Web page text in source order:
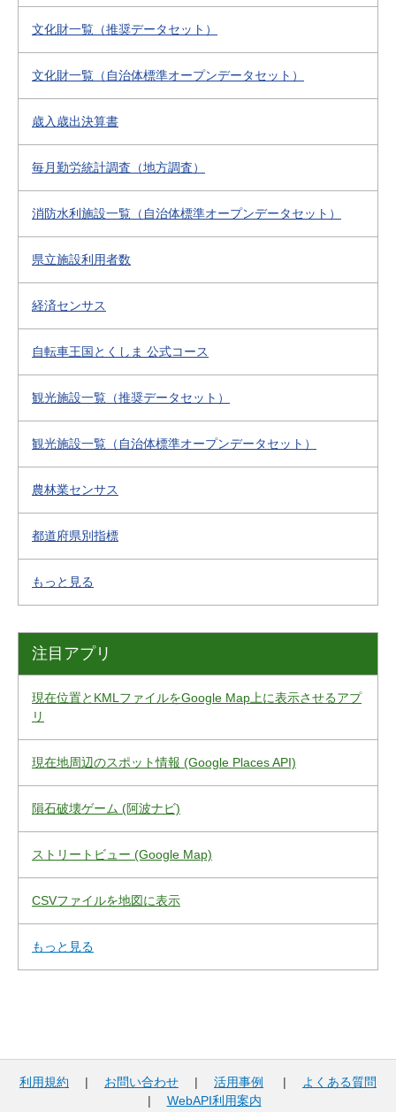
文化財一覧（推奨データセット）
文化財一覧（自治体標準オープンデータセット）
歳入歳出決算書
毎月勤労統計調査（地方調査）
消防水利施設一覧（自治体標準オープンデータセット）
県立施設利用者数
経済センサス
自転車王国とくしま 公式コース
観光施設一覧（推奨データセット）
観光施設一覧（自治体標準オープンデータセット）
農林業センサス
都道府県別指標
もっと見る
注目アプリ
現在位置とKMLファイルをGoogle Map上に表示させるアプ
リ
現在地周辺のスポット情報 (Google Places API)
隕石破壊ゲーム (阿波ナビ)
ストリートビュー (Google Map)
CSVファイルを地図に表示
もっと見る
利用規約 | お問い合わせ | 活用事例 |
よくある質問
| WebAPI利用案内